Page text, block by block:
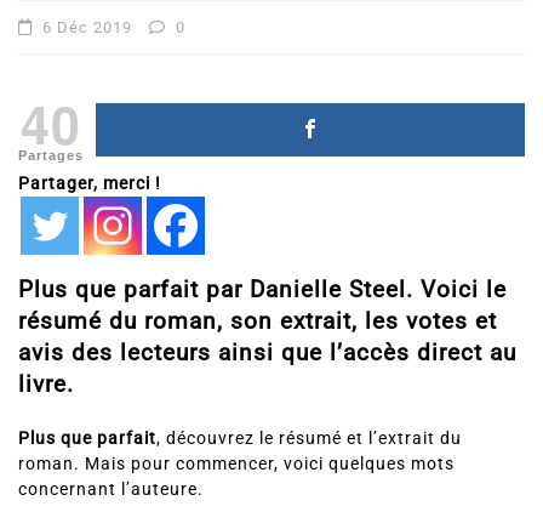
6 Déc 2019 0
40
Partages
Partager, merci !
Plus que parfait par Danielle Steel. Voici le
résumé du roman, son extrait, les votes et
avis des lecteurs ainsi que l’accès direct au
livre.
Plus que parfait, découvrez le résumé et l’extrait du
roman. Mais pour commencer, voici quelques mots
concernant l’auteure.